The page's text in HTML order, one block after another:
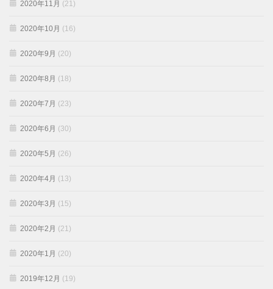
2020年11月 (21)
2020年10月 (16)
2020年9月 (20)
2020年8月 (18)
2020年7月 (23)
2020年6月 (30)
2020年5月 (26)
2020年4月 (13)
2020年3月 (15)
2020年2月 (21)
2020年1月 (20)
2019年12月 (19)